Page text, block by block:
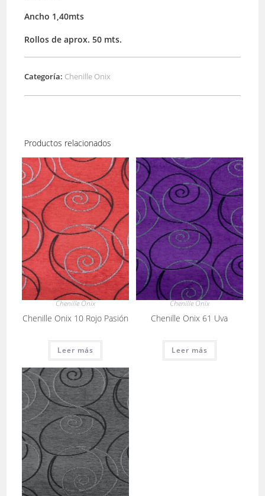
Ancho 1,40mts
Rollos de aprox. 50 mts.
Categoría: Chenille Onix
Productos relacionados
Chenille Onix
Chenille Onix 10 Rojo Pasión
Leer más
Chenille Onix
Chenille Onix 61 Uva
Leer más